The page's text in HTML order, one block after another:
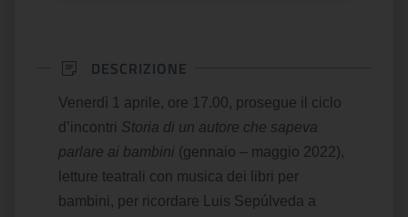
DESCRIZIONE
Venerdì 1 aprile, ore 17.00, prosegue il ciclo
d’incontri Storia di un autore che sapeva
parlare ai bambini (gennaio – maggio 2022),
letture teatrali con musica dei libri per
bambini, per ricordare Luis Sepúlveda a